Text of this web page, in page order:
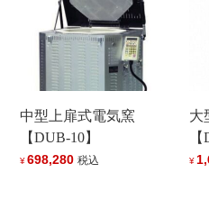
中型上扉式電気窯
【DUB-10】
¥ 698,280 税込
大
¥